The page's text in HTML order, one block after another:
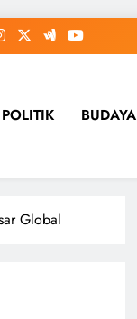
POLITIK BUDAYA
Global